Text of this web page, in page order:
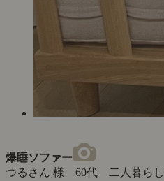
爆睡ソファー
つるさん 様 60代 二人暮らし